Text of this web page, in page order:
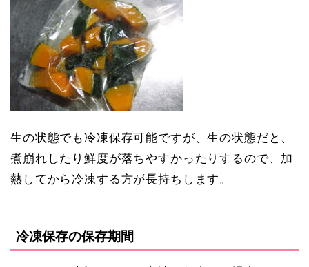
生の状態でも冷凍保存可能ですが、生の状態だと、
煮崩れしたり鮮度が落ちやすかったりするので、加
熱してから冷凍する方が長持ちします。
冷凍保存の保存期間